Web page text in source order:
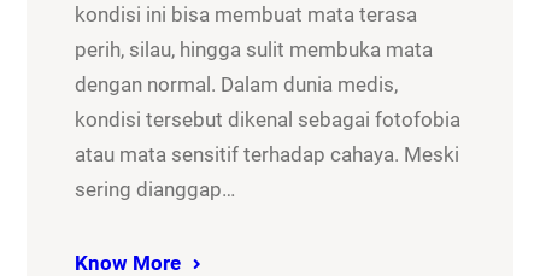
kondisi ini bisa membuat mata terasa
perih, silau, hingga sulit membuka mata
dengan normal. Dalam dunia medis,
kondisi tersebut dikenal sebagai fotofobia
atau mata sensitif terhadap cahaya. Meski
sering dianggap…
Know More